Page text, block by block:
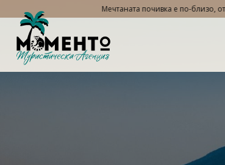
почивка е по-близо, отколкото мислиш. Пътувай сега,